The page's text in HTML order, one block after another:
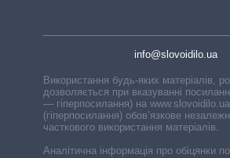
info@slovoidilo.ua
Використання будь-яких матеріалів,
дозволяється при вказуванні
— гіперпосилання) на
(гіперпосилання) обов’язкове
часткового використання матеріалів.
Аналітична інформація про обіцянки